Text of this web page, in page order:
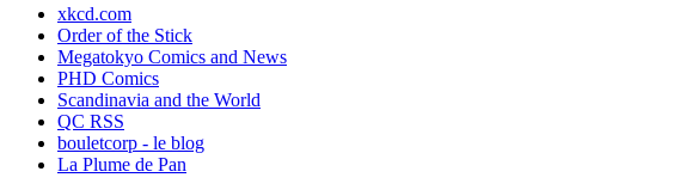
xkcd.com
Order of the Stick
Megatokyo Comics and News
PHD Comics
Scandinavia and the World
QC RSS
bouletcorp - le blog
La Plume de Pan